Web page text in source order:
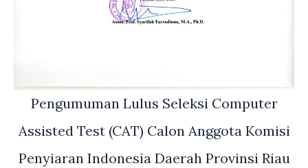
Pengumuman Lulus Seleksi Computer
Assisted Test (CAT) Calon Anggota Komisi
Penyiaran Indonesia Daerah Provinsi Riau